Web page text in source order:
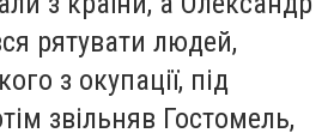
рятувати людей,
з окупації, під
звільняв Гостомель,